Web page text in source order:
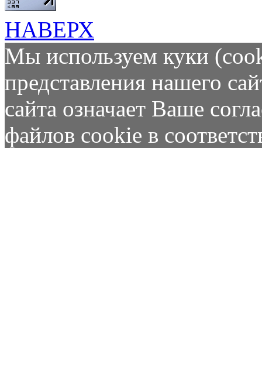
НАВЕРХ
Мы используем куки
представления нашего
сайта означает Ваше
файлов cookie в